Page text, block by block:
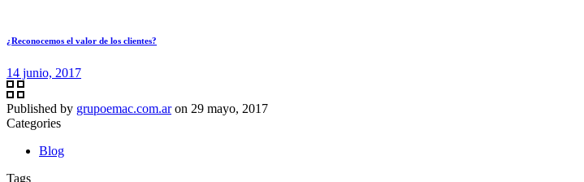
¿Reconocemos el valor de los clientes?
14 junio, 2017
Published by grupoemac.com.ar on 29 mayo, 2017
Categories
Blog
Tags